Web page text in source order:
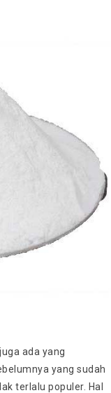
ada yang
yang sudah
terlalu populer. Hal